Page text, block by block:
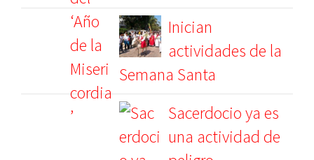
Inician
actividades de la
Semana Santa
Sacerdocio ya es
una actividad de